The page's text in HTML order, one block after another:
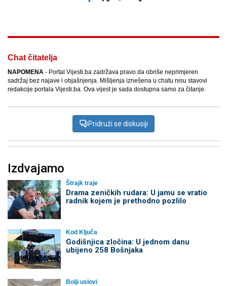
Facebook
Chat čitatelja
NAPOMENA - Portal Vijesti.ba zadržava pravo da obriše neprimjeren
sadržaj bez najave i objašnjenja. Mišljenja iznešena u chatu nisu stavovi
redakcije portala Vijesti.ba. Ova vijest je sada dostupna samo za čitanje.
Pridruži se diskusiji
Izdvajamo
Štrajk traje
Drama zeničkih rudara: U jamu se vratio
radnik kojem je prethodno pozlilo
Kod Ključa
Godišnjica zločina: U jednom danu
ubijeno 258 Bošnjaka
Bolji uslovi